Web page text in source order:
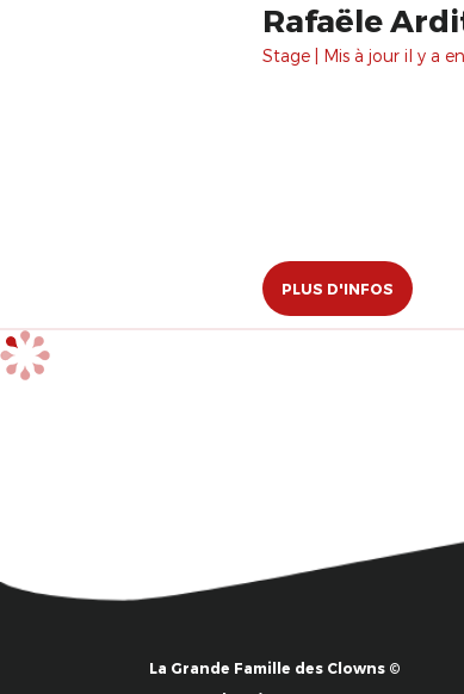
Rafaële
Stage | Mis à jour il y a
PLUS D'INFOS
La Grande Famille des Clowns ©